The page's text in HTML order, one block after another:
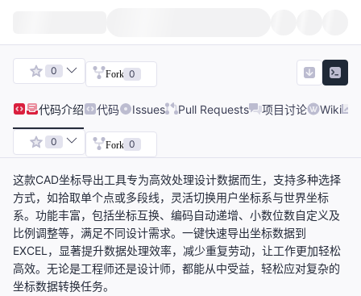
0 Fork 0
代码介绍 代码 Issues Pull Requests 项目讨论 Wiki
0 Fork 0
这款CAD坐标导出工具专为高效处理设计数据而生，支持多种选择
方式，如拾取单个点或多段线，灵活切换用户坐标系与世界坐标
系。功能丰富，包括坐标互换、编码自动递增、小数位数自定义及
比例调整等，满足不同设计需求。一键快速导出坐标数据到
EXCEL，显著提升数据处理效率，减少重复劳动，让工作更加轻松
高效。无论是工程师还是设计师，都能从中受益，轻松应对复杂的
坐标数据转换任务。